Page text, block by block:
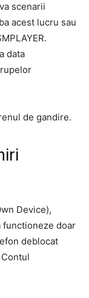
scenarii
acest lucru sau
data
de gandire.
Device),
doar
deblocat